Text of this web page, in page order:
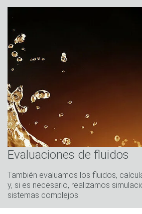
Evaluaciones de fluidos
También evaluamos los fluidos,
y, si es necesario, realizamos
sistemas complejos.